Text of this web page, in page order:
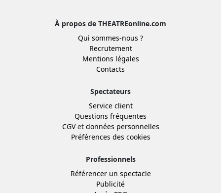
À propos de THEATREonline.com
Qui sommes-nous ?
Recrutement
Mentions légales
Contacts
Spectateurs
Service client
Questions fréquentes
CGVet données personnelles
Préférences des cookies
Professionnels
Référencer un spectacle
Publicité